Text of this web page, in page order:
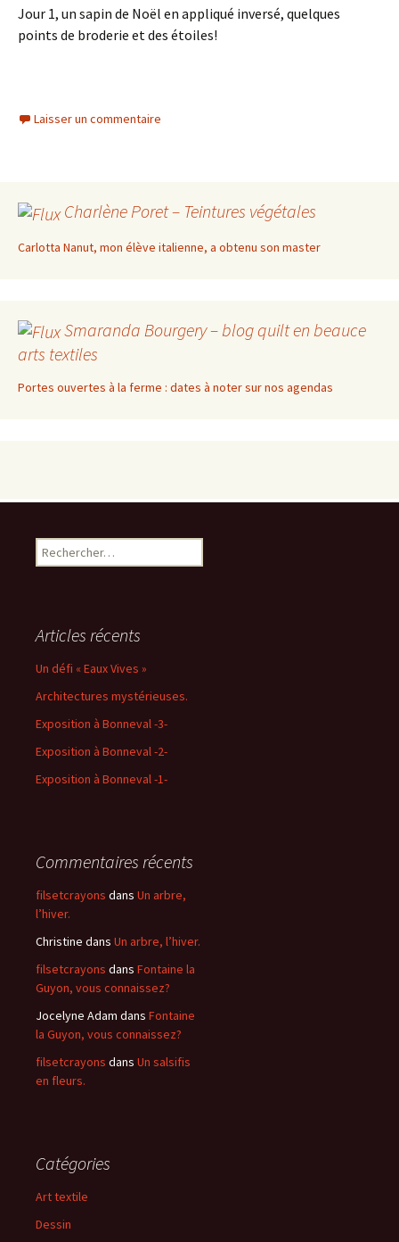
Jour 1, un sapin de Noël en appliqué inversé, quelques
points de broderie et des étoiles!
Laisser un commentaire
Charlène Poret – Teintures végétales
Carlotta Nanut, mon élève italienne, a obtenu son master
Smaranda Bourgery – blog quilt en beauce
arts textiles
Portes ouvertes à la ferme : dates à noter sur nos agendas
Rechercher :
Articles récents
Un défi « Eaux Vives »
Architectures mystérieuses.
Exposition à Bonneval -3-
Exposition à Bonneval -2-
Exposition à Bonneval -1-
Commentaires récents
filsetcrayons dans Un arbre,
l’hiver.
Christine dans Un arbre, l’hiver.
filsetcrayons dans Fontaine la
Guyon, vous connaissez?
Jocelyne Adam dans Fontaine
la Guyon, vous connaissez?
filsetcrayons dans Un salsifis
en fleurs.
Catégories
Art textile
Dessin